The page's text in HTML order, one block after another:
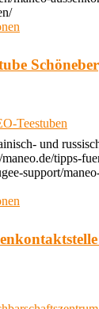
Teestuben
und
tipps-
support/